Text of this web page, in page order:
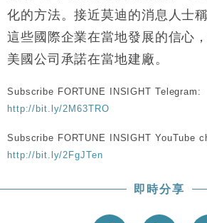
化的方法。接近莫迪的消息人士
這些國際企業在當地發展的信心
美國公司承諾在當地建廠。
Subscribe FORTUNE INSIGHT Telegram:
http://bit.ly/2M63TRO
Subscribe FORTUNE INSIGHT YouTube
http://bit.ly/2FgJTen
即時分享